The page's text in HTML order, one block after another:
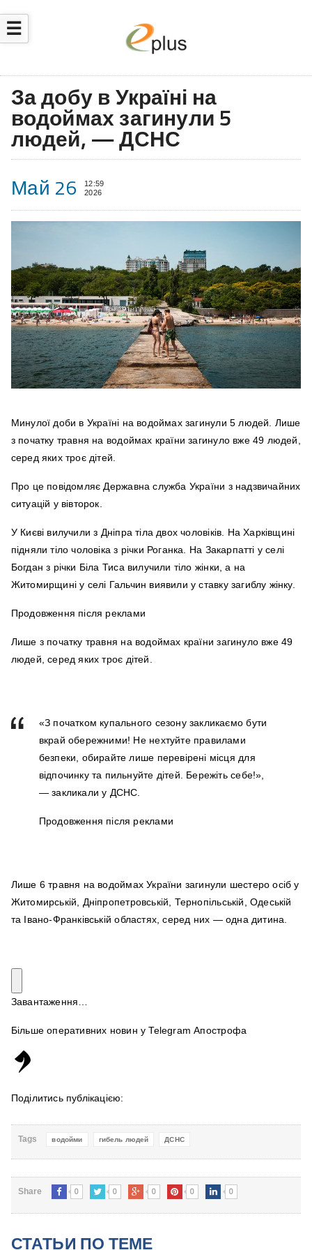
☰
За добу в Україні на
водоймах загинули 5
людей, — ДСНС
Май 26
12:59
2026
Минулої доби в Україні на водоймах загинули 5 людей. Лише
з початку травня на водоймах країни загинуло вже 49 людей,
серед яких троє дітей.
Про це повідомляє Державна служба України з надзвичайних
ситуацій у вівторок.
У Києві вилучили з Дніпра тіла двох чоловіків. На Харківщині
підняли тіло чоловіка з річки Роганка. На Закарпатті у селі
Богдан з річки Біла Тиса вилучили тіло жінки, а на
Житомирщині у селі Гальчин виявили у ставку загиблу жінку.
Продовження після реклами
Лише з початку травня на водоймах країни загинуло вже 49
людей, серед яких троє дітей.
«З початком купального сезону закликаємо бути
вкрай обережними! Не нехтуйте правилами
безпеки, обирайте лише перевірені місця для
відпочинку та пильнуйте дітей. Бережіть себе!»,
— закликали у ДСНС.
Продовження після реклами
Лише 6 травня на водоймах України загинули шестеро осіб у
Житомирській, Дніпропетровській, Тернопільській, Одеській
та Івано-Франківській областях, серед них — одна дитина.
Завантаження…
Більше оперативних новин у Telegram Апострофа
Поділитись публікацією:
Tags водойми гибель людей ДСНС
Share 0 0 0 0 0
СТАТЬИ ПО ТЕМЕ